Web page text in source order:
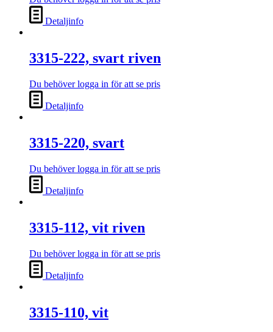
Detaljinfo
3315-222, svart riven
Du behöver logga in för att se pris
Detaljinfo
3315-220, svart
Du behöver logga in för att se pris
Detaljinfo
3315-112, vit riven
Du behöver logga in för att se pris
Detaljinfo
3315-110, vit